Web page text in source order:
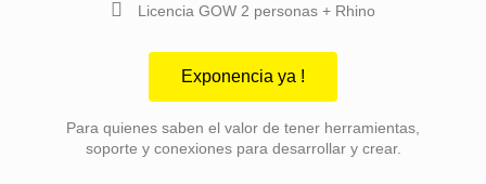
Licencia GOW 2 personas + Rhino
Exponencia ya !
Para quienes saben el valor de tener herramientas,
soporte y conexiones para desarrollar y crear.